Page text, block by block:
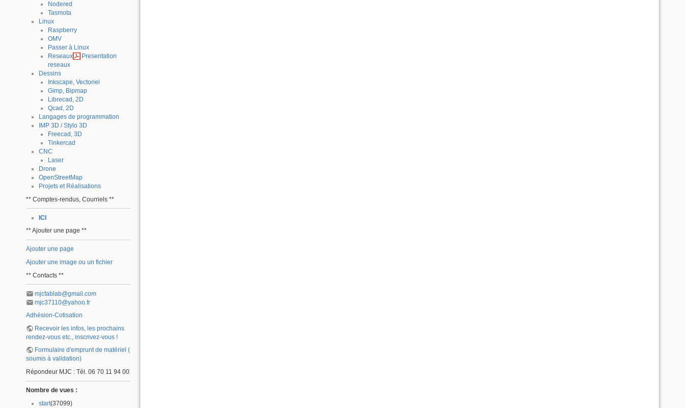
Nodered
Tasmota
Linux
Raspberry
OMV
Passer à Linux
Reseaux
Presentation
reseaux
Dessins
Inkscape, Vectoriel
Gimp, Bipmap
Librecad, 2D
Qcad, 2D
Langages de programmation
IMP 3D / Stylo 3D
Freecad, 3D
Tinkercad
CNC
Laser
Drone
OpenStreetMap
Projets et Réalisations
** Comptes-rendus, Courriels **
ICI
** Ajouter une page **
Ajouter une page
Ajouter une image ou un fichier
** Contacts **
mjcfablab@gmail.com
mjc37110@yahoo.fr
Adhésion-Cotisation
Recevoir les infos, les prochains
rendez-vous etc., inscrivez-vous !
Formulaire d'emprunt de matériel (
soumis à validation)
Répondeur MJC : Tél. 06 70 11 94 00
Nombre de vues :
start(37099)